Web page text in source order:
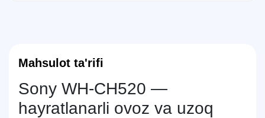
Mahsulot ta'rifi
Sony WH-CH520 —
hayratlanarli ovoz va uzoq